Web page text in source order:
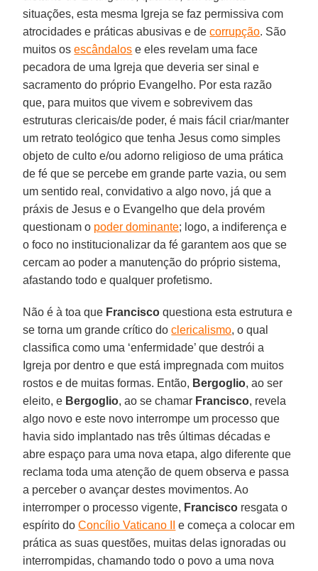
situações, esta mesma Igreja se faz permissiva com
atrocidades e práticas abusivas e decorrupção. São
muitos osescândalos e eles revelam uma face
pecadora de uma Igreja que deveria ser sinal e
sacramento do próprio Evangelho. Por esta razão
que, para muitos que vivem e sobrevivem das
estruturas clericais/de poder, é mais fácil criar/manter
um retrato teológico que tenha Jesus como simples
objeto de culto e/ou adorno religioso de uma prática
de fé que se percebe em grande parte vazia, ou sem
um sentido real, convidativo a algo novo, já que a
práxis de Jesus e o Evangelho que dela provém
questionam o poder dominante; logo, a indiferença e
o foco no institucionalizar da fé garantem aos que se
cercam ao poder a manutenção do próprio sistema,
afastando todo e qualquer profetismo.
Não é à toa que Francisco questiona esta estrutura e
se torna um grande crítico doclericalismo, o qual
classifica como uma ‘enfermidade’ que destrói a
Igreja por dentro e que está impregnada com muitos
rostos e de muitas formas. Então, Bergoglio, ao ser
eleito, e Bergoglio, ao se chamar Francisco, revela
algo novo e este novo interrompe um processo que
havia sido implantado nas três últimas décadas e
abre espaço para uma nova etapa, algo diferente que
reclama toda uma atenção de quem observa e passa
a perceber o avançar destes movimentos. Ao
interromper o processo vigente, Francisco resgata o
espírito doConcílio Vaticano II
e começa a colocar em
prática as suas questões, muitas delas ignoradas ou
interrompidas, chamando todo o povo a uma nova